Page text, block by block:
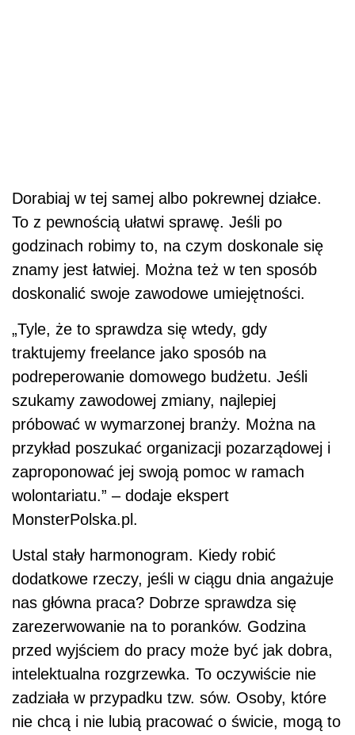
Dorabiaj w tej samej albo pokrewnej działce.
To z pewnością ułatwi sprawę. Jeśli po
godzinach robimy to, na czym doskonale się
znamy jest łatwiej. Można też w ten sposób
doskonalić swoje zawodowe umiejętności.
„Tyle, że to sprawdza się wtedy, gdy
traktujemy freelance jako sposób na
podreperowanie domowego budżetu. Jeśli
szukamy zawodowej zmiany, najlepiej
próbować w wymarzonej branży. Można na
przykład poszukać organizacji pozarządowej i
zaproponować jej swoją pomoc w ramach
wolontariatu.” – dodaje ekspert
MonsterPolska.pl.
Ustal stały harmonogram. Kiedy robić
dodatkowe rzeczy, jeśli w ciągu dnia angażuje
nas główna praca? Dobrze sprawdza się
zarezerwowanie na to poranków. Godzina
przed wyjściem do pracy może być jak dobra,
intelektualna rozgrzewka. To oczywiście nie
zadziała w przypadku tzw. sów. Osoby, które
nie chcą i nie lubią pracować o świcie, mogą to